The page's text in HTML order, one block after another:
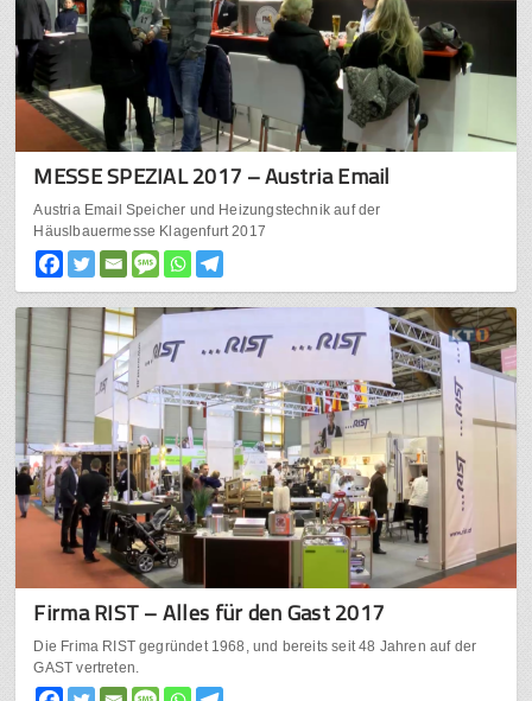
MESSE SPEZIAL 2017 – Austria Email
Austria Email Speicher und Heizungstechnik auf der
Häuslbauermesse Klagenfurt 2017
Firma RIST – Alles für den Gast 2017
Die Frima RIST gegründet 1968, und bereits seit 48 Jahren auf der
GAST vertreten.